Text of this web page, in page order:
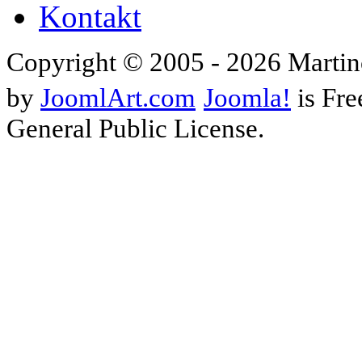
Kontakt
Copyright © 2005 - 2026
by JoomlArt.com Joomla! is
General Public License.